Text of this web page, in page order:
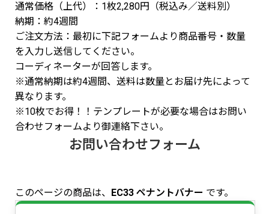
通常価格（上代）：1枚2,280円（税込み／送料別）
納期：約4週間
ご注文方法：最初に下記フォームより商品番号・数量
を入力し送信してください。
コーディネーターが回答します。
※通常納期は約4週間、送料は数量とお届け先によって
異なります。
※10枚でお得！！テンプレートが必要な場合はお問い
合わせフォームより御連絡下さい。
お問い合わせフォーム
このページの商品は、 EC33 ペナントバナー です。